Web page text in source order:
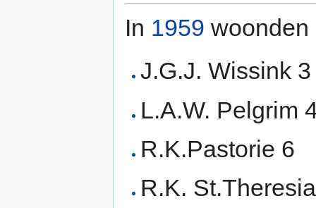
In 1959 woonden
J.G.J. Wissink 3
L.A.W. Pelgrim
R.K.Pastorie 6
R.K.